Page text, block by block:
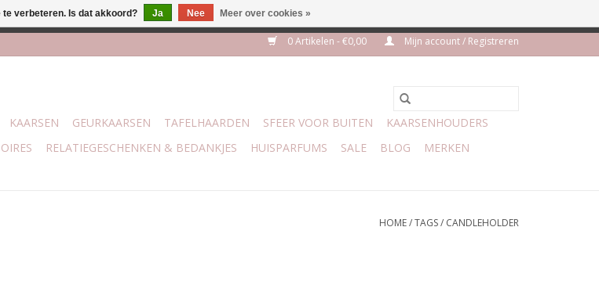
0 Artikelen - €0,00 Mijn account / Registreren
KAARSEN GEURKAARSEN TAFELHAARDEN SFEER VOOR BUITEN
KAARSENHOUDERS
RELATIEGESCHENKEN & BEDANKJES HUISPARFUMS SALE BLOG MERKEN
HOME/TAGS/ CANDLEHOLDER
verbeteren. Is dat akkoord? Ja Nee Meer over cookies »
| Belvederelaan 107 Zwolle | 27 juli t/m 3 aug VAKANTIE